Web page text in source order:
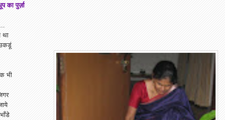
का पुर्ज़ा
था
उकडूं
भी